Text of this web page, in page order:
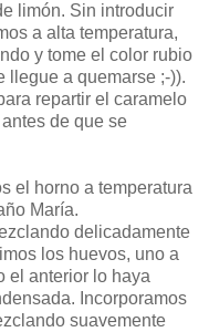
limón. Sin introducir
a alta temperatura,
y tome el color rubio
llegue a quemarse ;-)).
repartir el caramelo
de que se
el horno a temperatura
María.
delicadamente
los huevos, uno a
el anterior lo haya
Incorporamos
suavemente